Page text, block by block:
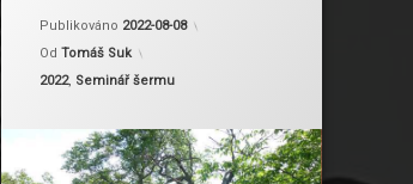
Publikováno 2022-08-08
Od Tomáš Suk
Kategorie:
2022, Seminář šermu